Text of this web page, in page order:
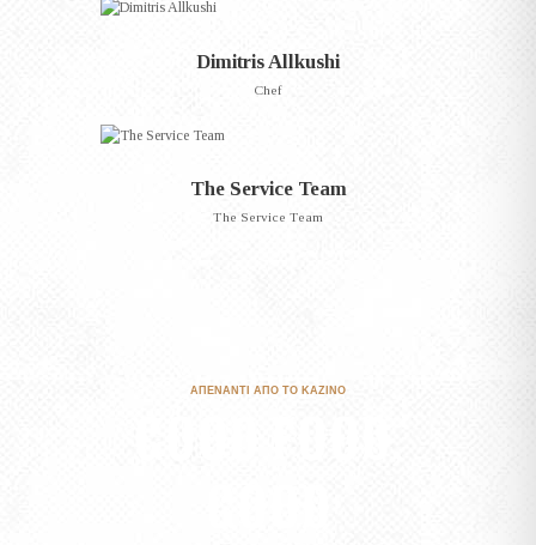
Dimitris Allkushi
Chef
The Service Team
The Service Team
ΑΠΕΝΑΝΤΙ ΑΠΟ ΤΟ ΚΑΖΙΝΟ